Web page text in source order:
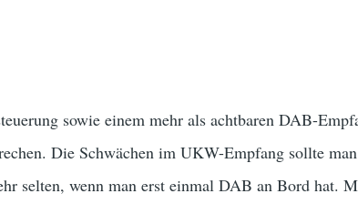
sowie einem mehr als achtbaren DAB-
Die Schwächen im UKW-Empfang sollte
selten, wenn man erst einmal DAB an Bord hat.